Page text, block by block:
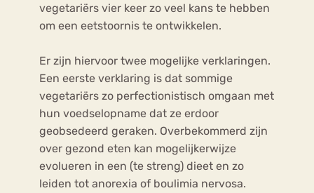
vegetariërs vier keer zo veel kans te hebben
om een eetstoornis te ontwikkelen.
Er zijn hiervoor twee mogelijke verklaringen.
Een eerste verklaring is dat sommige
vegetariërs zo perfectionistisch omgaan met
hun voedselopname dat ze erdoor
geobsedeerd geraken. Overbekommerd zijn
over gezond eten kan mogelijkerwijze
evolueren in een (te streng) dieet en zo
leiden tot anorexia of boulimia nervosa.